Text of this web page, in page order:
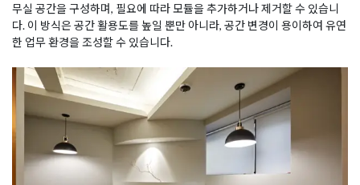
무실 공간을 구성하며, 필요에 따라 모듈을 추가하거나 제거할 수 있습니
다. 이 방식은 공간 활용도를 높일 뿐만 아니라, 공간 변경이 용이하여 유연
한 업무 환경을 조성할 수 있습니다.